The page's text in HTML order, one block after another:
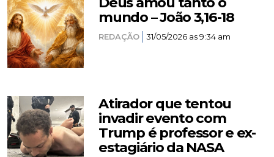
mundo – João 3,16-18
REDAÇÃO 31/05/2026 as 9:34 am
Atirador que tentou
invadir evento com
Trump é professor e ex-
estagiário da NASA